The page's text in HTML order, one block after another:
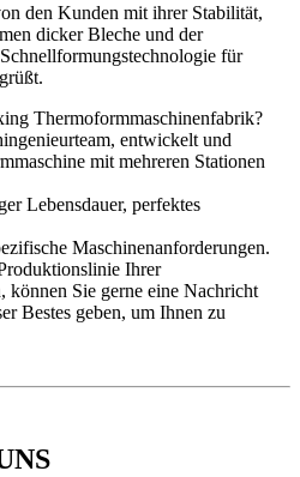
den Kunden mit ihrer Stabilität,
dicker Bleche und der
für
Thermoformmaschinenfabrik?
entwickelt und
mit mehreren Stationen
Lebensdauer, perfektes
Maschinenanforderungen.
Ihrer
können Sie gerne eine Nachricht
Bestes geben, um Ihnen zu